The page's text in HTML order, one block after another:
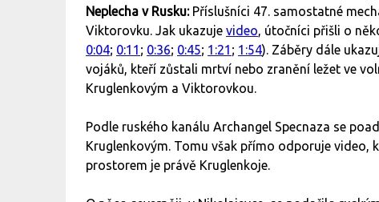
Neplecha v Rusku:Příslušníci 47. samostatné
Viktorovku. Jak ukazuje video, útočníci přišli o
0:04; 0:11 ; 0:36; 0:45; 1:21 ; 1:54). Záběry dále
vojáků, kteří zůstali mrtví nebo zranění ležet ve
Kruglenkovým a Viktorovkou.
Podle ruského kanálu Archangel Specnaza se
Kruglenkovým. Tomu však přímo odporuje video,
prostorem je právě Kruglenkoje.